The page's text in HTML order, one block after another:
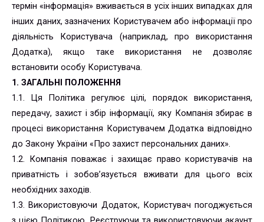
термін «інформація» вживається в усіх інших випадках для
інших даних, зазначених Користувачем або інформації про
діяльність Користувача (наприклад, про використання
Додатка), якщо таке використання не дозволяє
встановити особу Користувача.
1. ЗАГАЛЬНІ ПОЛОЖЕННЯ
1.1. Ця Політика регулює цілі, порядок використання,
передачу, захист і збір інформації, яку Компанія збирає в
процесі використання Користувачем Додатка відповідно
до Закону України «Про захист персональних даних».
1.2. Компанія поважає і захищає право користувачів на
приватність і зобов’язується вживати для цього всіх
необхідних заходів.
1.3. Використовуючи Додаток, Користувач погоджується